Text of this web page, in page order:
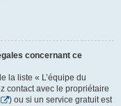
concernant ce
la liste « L’équipe du
contact avec le propriétaire
) ou si un service gratuit est